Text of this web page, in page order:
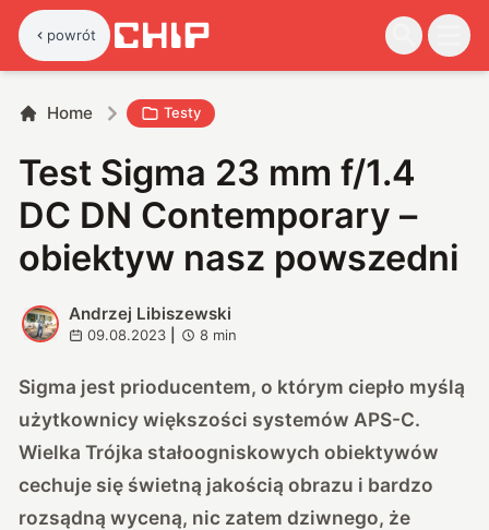
powrót
Home Testy
Test Sigma 23 mm f/1.4
DC DN Contemporary –
obiektyw nasz powszedni
A
Andrzej Libiszewski
09.08.2023 8 min
Sigma jest prioducentem, o którym ciepło myślą
użytkownicy większości systemów APS-C.
Wielka Trójka stałoogniskowych obiektywów
cechuje się świetną jakością obrazu i bardzo
rozsądną wyceną, nic zatem dziwnego, że